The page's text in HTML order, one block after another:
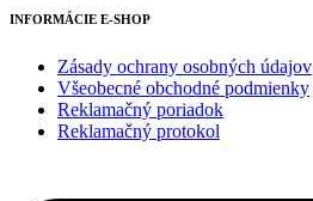
INFORMÁCIE E-SHOP
Zásady ochrany osobných údajov
Všeobecné obchodné podmienky
Reklamačný poriadok
Reklamačný protokol